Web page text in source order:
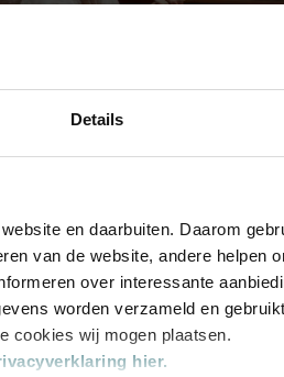
Details
en daarbuiten. Daarom
van de website, andere helpen
over interessante
worden verzameld en
cookies wij mogen plaatsen.
hier.